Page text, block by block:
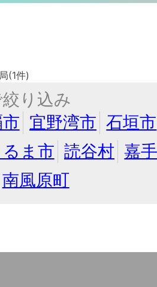
(1件)
り込み
宜野湾市 石垣市
るま市 読谷村 嘉
南風原町